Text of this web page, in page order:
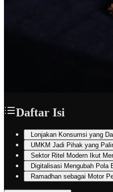
Daftar Isi
Lonjakan Konsumsi yang
UMKM Jadi Pihak yang
Sektor Ritel Modern Ikut
Digitalisasi Mengubah Pola
Ramadhan sebagai Motor